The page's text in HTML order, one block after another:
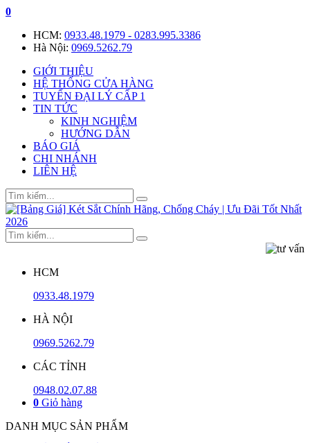
0
HCM: 0933.48.1979 - 0283.995.3386
Hà Nội: 0969.5262.79
GIỚI THIỆU
HỆ THỐNG CỬA HÀNG
TUYỂN ĐẠI LÝ CẤP 1
TIN TỨC
KINH NGHIỆM
HƯỚNG DẪN
BÁO GIÁ
CHI NHÁNH
LIÊN HỆ
HCM
0933.48.1979
HÀ NỘI
0969.5262.79
CÁC TỈNH
0948.02.07.88
0 Giỏ hàng
DANH MỤC SẢN PHẨM